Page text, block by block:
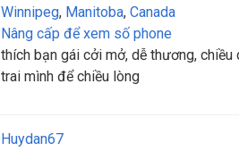
Winnipeg, Manitoba, Canada
Nâng cấp để xem số phone
thích bạn gái cởi mở, dễ thương,
trai mình để chiều lòng
Huydan67